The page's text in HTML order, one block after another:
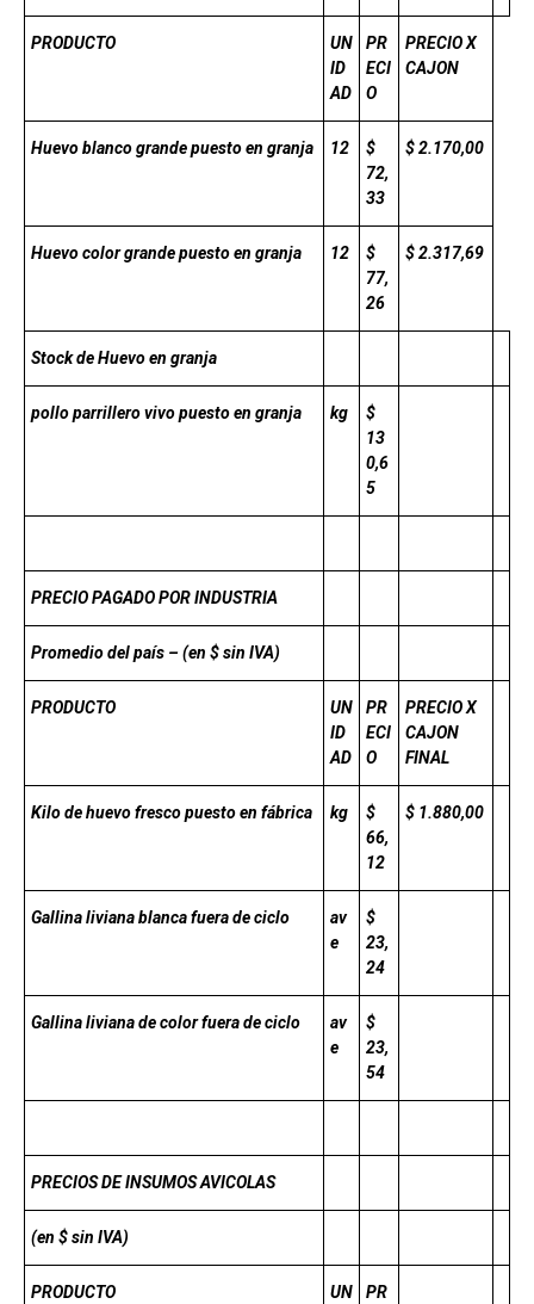
PRODUCTO
UN
ID
AD
PR
ECI
O
PRECIO X
CAJON
Huevo blanco grande puesto en granja 12
$
72,
33
$ 2.170,00
Huevo color grande puesto en granja 12
$
77,
26
$ 2.317,69
Stock de Huevo en granja
pollo parrillero vivo puesto en granja kg
$
13
0,6
5
PRECIO PAGADO POR INDUSTRIA
Promedio del país – (en $ sin IVA)
PRODUCTO
UN
ID
AD
PR
ECI
O
PRECIO X
CAJON
FINAL
Kilo de huevo fresco puesto en fábrica kg
$
66,
12
$ 1.880,00
Gallina liviana blanca fuera de ciclo
av
e
$
23,
24
Gallina liviana de color fuera de ciclo
av
e
$
23,
54
PRECIOS DE INSUMOS AVICOLAS
(en $ sin IVA)
PRODUCTO
UN
PR